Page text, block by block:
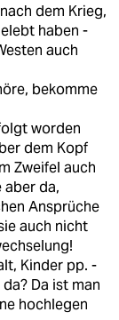
dem Krieg,
haben -
auch
bekomme
worden
dem Kopf
Zweifel auch
aber da,
Ansprüche
auch nicht
Kinder pp. -
Da ist man
hochlegen